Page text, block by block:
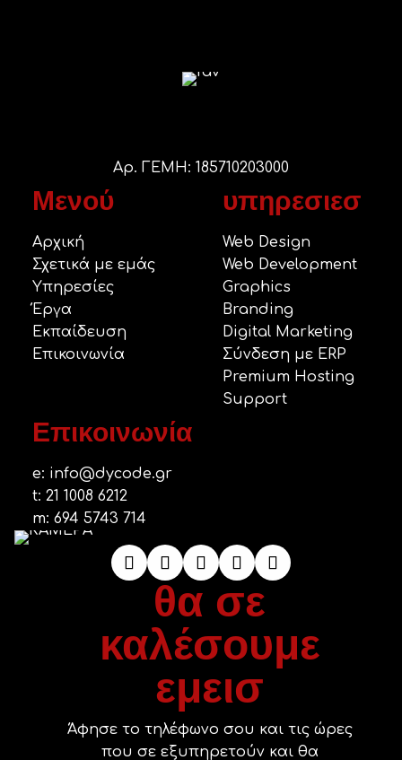
Αρ. ΓΕΜΗ: 185710203000
Μενού
Αρχική
Σχετικά με εμάς
Υπηρεσίες
Έργα
Εκπαίδευση
Επικοινωνία
υπηρεσιεσ
Web Design
Web Development
Graphics
Branding
Digital Marketing
Σύνδεση με ERP
Premium Hosting
Support
Επικοινωνία
e: info@dycode.gr
t: 21 1008 6212
m: 694 5743 714
θα σε
καλέσουμε
εμεισ
Άφησε το τηλέφωνο σου και τις ώρες
που σε εξυπηρετούν και θα